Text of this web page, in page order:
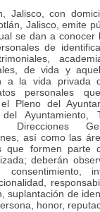
Jalisco, con
Jalisco, emite
se dan a conocer
de
de vida y
a la vida privada
personales
Pleno del
Ayuntamiento,
Direcciones
así como las
que formen parte
deberán
consentimiento,
suplantación de
honor,